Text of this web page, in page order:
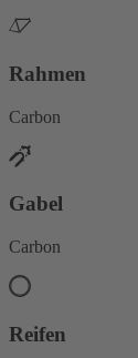
Rahmen
Carbon
Gabel
Carbon
Reifen